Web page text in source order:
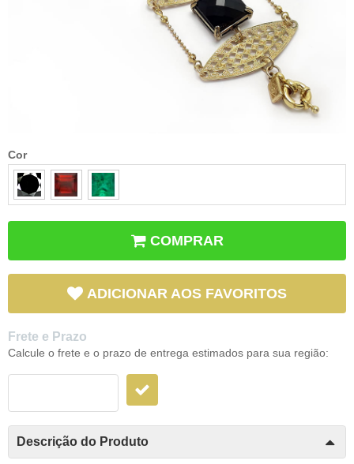
Cor
COMPRAR
ADICIONAR AOS FAVORITOS
Frete e Prazo
Calcule o frete e o prazo de entrega estimados para sua região:
Descrição do Produto